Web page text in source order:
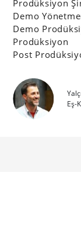
Prodüksiyon
Demo
Demo
Prodüksiyon
Post
Eş-